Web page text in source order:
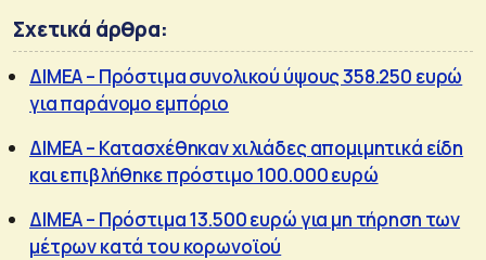
Σχετικά άρθρα:
ΔΙΜΕΑ – Πρόστιμα συνολικού ύψους 358.250 ευρώ
για παράνομο εμπόριο
ΔΙΜΕΑ – Κατασχέθηκαν χιλιάδες απομιμητικά είδη
και επιβλήθηκε πρόστιμο 100.000 ευρώ
ΔΙΜΕΑ – Πρόστιμα 13.500 ευρώ για μη τήρηση των
μέτρων κατά του κορωνοϊού